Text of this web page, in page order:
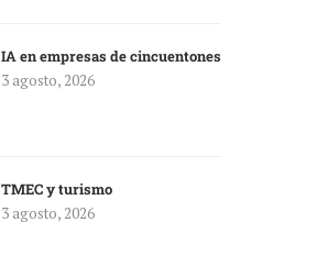
IA en empresas de cincuentones
3 agosto, 2026
TMEC y turismo
3 agosto, 2026